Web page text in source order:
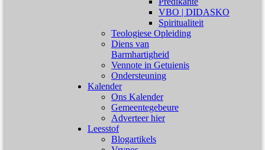
VBO | DIDASKO
Spiritualiteit
Teologiese Opleiding
Diens van
Barmhartigheid
Vennote in Getuienis
Ondersteuning
Kalender
Ons Kalender
Gemeentegebeure
Adverteer hier
Leesstof
Blogartikels